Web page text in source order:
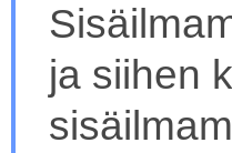
ja siihen